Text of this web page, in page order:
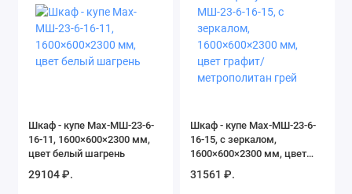
Шкаф - купе Max-МШ-23-6-
16-11, 1600×600×2300 мм,
цвет белый шагрень
29104 ₽.
Шкаф - купе Max-МШ-23-6-
16-15, с зеркалом,
1600×600×2300 мм, цвет
31561 ₽.